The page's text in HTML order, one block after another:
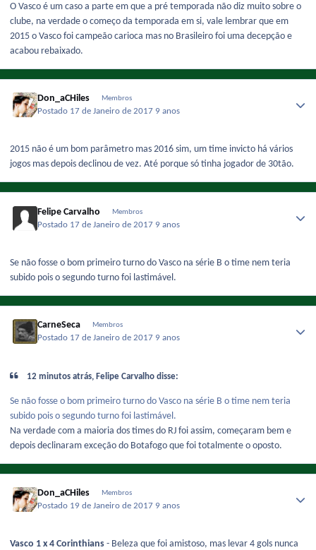
O Vasco é um caso a parte em que a pré temporada não diz muito sobre o
clube, na verdade o começo da temporada em si, vale lembrar que em
2015 o Vasco foi campeão carioca mas no Brasileiro foi uma decepção e
acabou rebaixado.
Don_aCHiles Membros
Postado 17 de Janeiro de 2017 9 anos
2015 não é um bom parâmetro mas 2016 sim, um time invicto há vários
jogos mas depois declinou de vez. Até porque só tinha jogador de 30tão.
Felipe Carvalho Membros
Postado 17 de Janeiro de 2017 9 anos
Se não fosse o bom primeiro turno do Vasco na série B o time nem teria
subido pois o segundo turno foi lastimável.
CarneSeca Membros
Postado 17 de Janeiro de 2017 9 anos
12 minutos atrás, Felipe Carvalho disse:
Se não fosse o bom primeiro turno do Vasco na série B o time nem teria
subido pois o segundo turno foi lastimável.
Na verdade com a maioria dos times do RJ foi assim, começaram bem e
depois declinaram exceção do Botafogo que foi totalmente o oposto.
Don_aCHiles Membros
Postado 19 de Janeiro de 2017 9 anos
Vasco 1 x 4 Corinthians - Beleza que foi amistoso, mas levar 4 gols nunca